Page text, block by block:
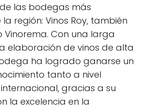
las bodegas más
región: Vinos Roy, también
Con una larga
elaboración de vinos de alta
ha logrado ganarse un
tanto a nivel
gracias a su
la excelencia en la